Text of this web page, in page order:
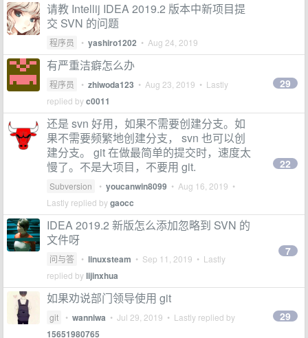
请教 Intellij IDEA 2019.2 版本中新项目提
交 SVN 的问题
程序员 • yashiro1202 • Aug 24, 2019
有严重洁癖怎么办
程序员 • zhiwoda123 • Aug 23, 2019 • Lastly
replied byc0011
29
还是 svn 好用，如果不需要创建分支。如
果不需要频繁地创建分支， svn 也可以创
建分支。 git 在做最简单的提交时，速度太
慢了。不是大项目，不要用 git.
Subversion • youcanwin8099 • Aug 16, 2019 •
Lastly replied bygaocc
22
IDEA 2019.2 新版怎么添加忽略到 SVN 的
文件呀
问与答 • linuxsteam • Sep 11, 2019 • Lastly
replied bylijinxhua
7
如果劝说部门领导使用 git
git • wanniwa • Jul 29, 2019 • Lastly replied by
15651980765
29